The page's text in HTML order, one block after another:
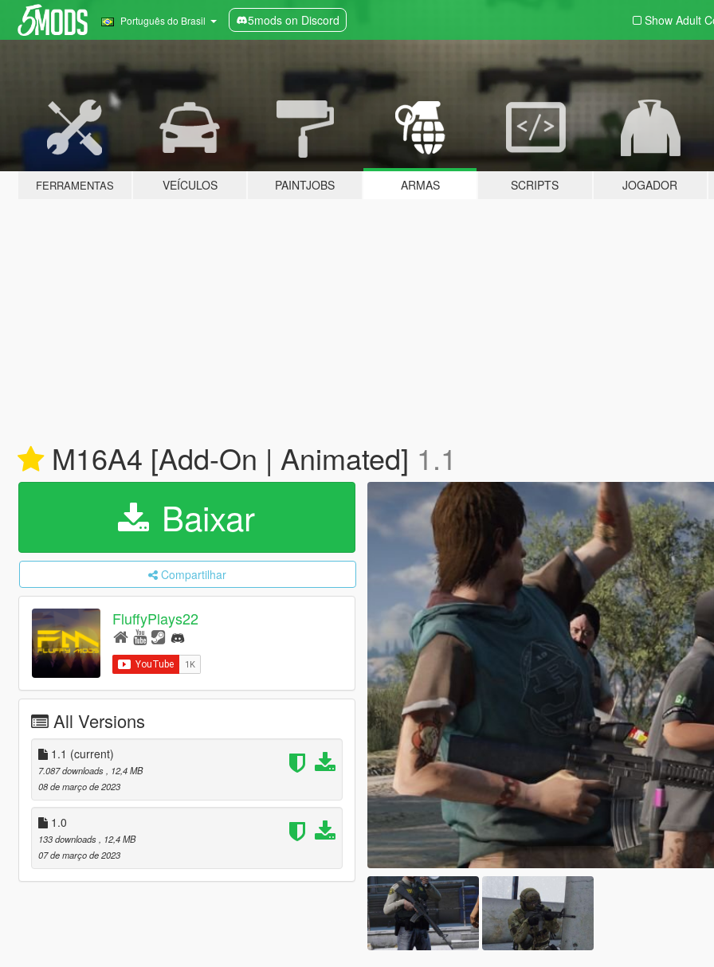
Português do Brasil 5mods on Discord Show Adult
FERRAMENTAS VEÍCULOS PAINTJOBS ARMAS SCRIPTS JOGADOR
M16A4 [Add-On | Animated] 1.1
Baixar
Compartilhar
FluffyPlays22
All Versions
1.1 (current)
7.087 downloads
, 12,4 MB
08 de março de 2023
1.0
133 downloads
, 12,4 MB
07 de março de 2023